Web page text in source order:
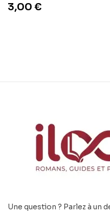
en 7 jours.
3,00 €
Une question ? Parlez à un